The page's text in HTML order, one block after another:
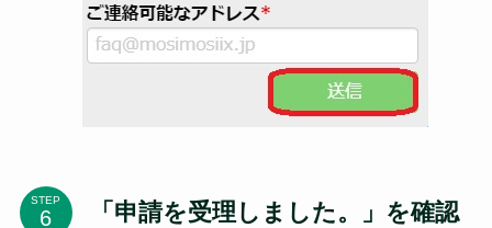
STEP 「申請を受理しました。」を確認